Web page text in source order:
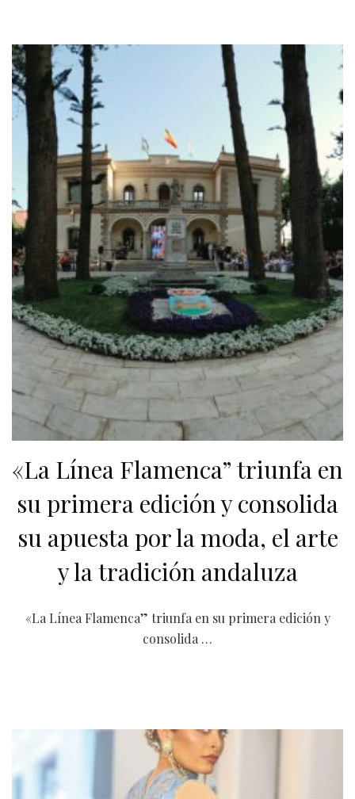
«La Línea Flamenca” triunfa en
su primera edición y consolida
su apuesta por la moda, el arte
y la tradición andaluza
«La Línea Flamenca” triunfa en su primera edición y
consolida …